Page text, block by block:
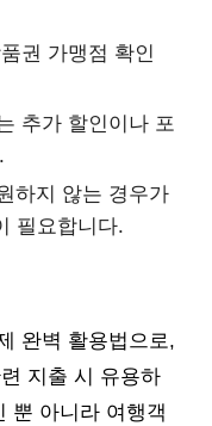
권 가맹점 확인
추가 할인이나 포
하지 않는 경우가
필요합니다.
완벽 활용법으로,
지출 시 유용하
뿐 아니라 여행객